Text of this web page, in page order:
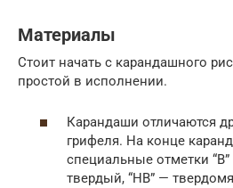
Материалы
Стоит начать с карандашного
простой в исполнении.
Карандаши отличаются
грифеля. На конце
специальные отметки
твердый, “НВ” —